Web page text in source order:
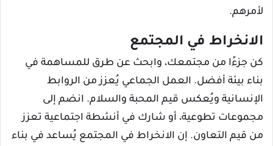
لأمرهم.
الانخراط في المجتمع
كن جزءًا من مجتمعك، وابحث عن طرق للمساهمة في
بناء بيئة أفضل. العمل الجماعي يُعزز من الروابط
الإنسانية ويُعكس قيم المحبة والسلام. انضم إلى
مجموعات تطوعية، أو شارك في أنشطة اجتماعية تعزز
من قيم التعاون. إن الانخراط في المجتمع يُساعد في بناء